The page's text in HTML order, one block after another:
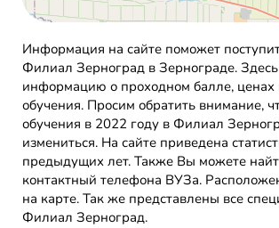
Информация на сайте поможет
Филиал Зерноград в Зернограде.
информацию о проходном балле, ценах
обучения. Просим обратить внимание,
обучения в 2022 году в Филиал
измениться. На сайте приведена
предыдущих лет. Также Вы можете
контактный телефона ВУЗа.
на карте. Так же представлены все
Филиал Зерноград.